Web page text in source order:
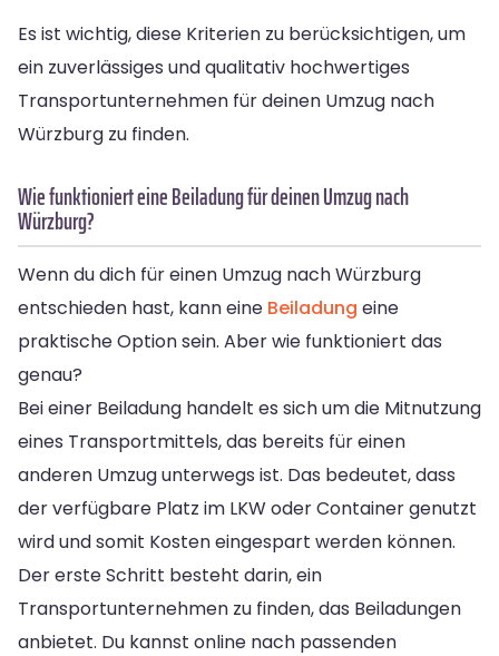
Es ist wichtig, diese Kriterien zu berücksichtigen, um
ein zuverlässiges und qualitativ hochwertiges
Transportunternehmen für deinen Umzug nach
Würzburg zu finden.
Wie funktioniert eine Beiladung für deinen Umzug nach
Würzburg?
Wenn du dich für einen Umzug nach Würzburg
entschieden hast, kann eine Beiladung eine
praktische Option sein. Aber wie funktioniert das
genau?
Bei einer Beiladung handelt es sich um die Mitnutzung
eines Transportmittels, das bereits für einen
anderen Umzug unterwegs ist. Das bedeutet, dass
der verfügbare Platz im LKW oder Container genutzt
wird und somit Kosten eingespart werden können.
Der erste Schritt besteht darin, ein
Transportunternehmen zu finden, das Beiladungen
anbietet. Du kannst online nach passenden